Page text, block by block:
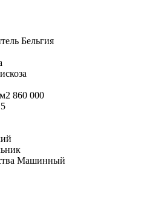
Бельгия
860 000
5
Машинный